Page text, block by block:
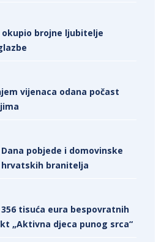
brojne ljubitelje
vijenaca odana počast
pobjede i domovinske
branitelja
tisuća eura bespovratnih
„Aktivna djeca punog srca“